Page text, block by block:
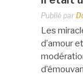
Publié par
Les
d’amour